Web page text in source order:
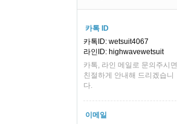
카톡 ID
카톡ID: wetsuit4067
라인ID: highwavewetsuit
카톡, 라인 메일로 문의주시면
친절하게 안내해 드리겠습니
다.
이메일